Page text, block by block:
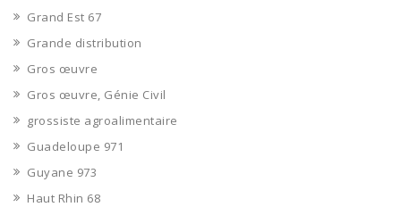
Grand Est 67
Grande distribution
Gros œuvre
Gros œuvre, Génie Civil
grossiste agroalimentaire
Guadeloupe 971
Guyane 973
Haut Rhin 68